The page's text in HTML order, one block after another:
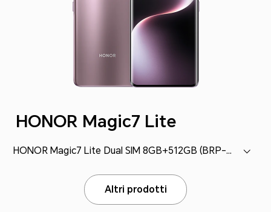
HONOR Magic7 Lite
HONOR Magic7 Lite Dual SIM 8GB+512GB (BRP-NX1M)
Altri prodotti